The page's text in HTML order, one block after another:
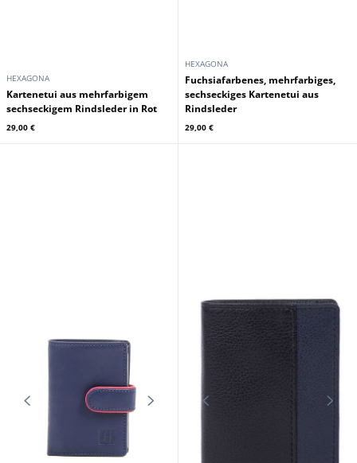
HEXAGONA
Kartenetui aus mehrfarbigem
sechseckigem Rindsleder in Rot
29,00 €
HEXAGONA
Fuchsiafarbenes, mehrfarbiges,
sechseckiges Kartenetui aus
Rindsleder
29,00 €